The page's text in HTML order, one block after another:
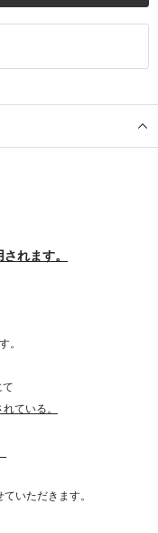
れます。
。
て
ている。
いただきます。